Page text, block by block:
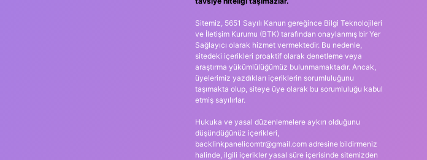
Sitemiz, 5651 Sayılı Kanun gereğince Bilgi Teknolojileri
ve İletişim Kurumu (BTK) tarafından onaylanmış bir Yer
Sağlayıcı olarak hizmet vermektedir. Bu nedenle,
sitedeki içerikleri proaktif olarak denetleme veya
araştırma yükümlülüğümüz bulunmamaktadır. Ancak,
üyelerimiz yazdıkları içeriklerin sorumluluğunu
taşımakta olup, siteye üye olarak bu sorumluluğu kabul
etmiş sayılırlar.
Hukuka ve yasal düzenlemelere aykırı olduğunu
düşündüğünüz içerikleri,
backlinkpanelicomtr@gmail.comadresine bildirmeniz
halinde, ilgili içerikler yasal süre içerisinde sitemizden